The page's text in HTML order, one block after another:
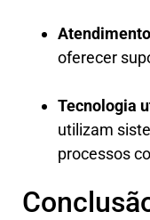
oferecer
Tecnologia
utilizam
processos